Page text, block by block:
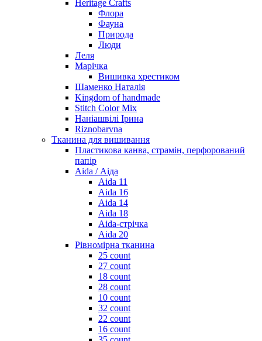
Heritage Crafts
Флора
Фауна
Природа
Люди
Леля
Марічка
Вишивка хрестиком
Шаменко Наталія
Kingdom of handmade
Stitch Color Mix
Наніашвілі Ірина
Riznobarvna
Тканина для вишивання
Пластикова канва, страмін, перфорований
папір
Aida / Аіда
Aida 11
Aida 16
Aida 14
Aida 18
Aida-стрічка
Aida 20
Рівномірна тканина
25 count
27 count
18 count
28 count
10 count
32 count
22 count
16 count